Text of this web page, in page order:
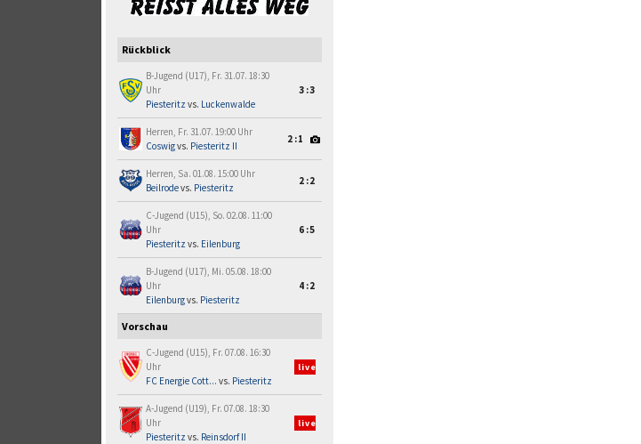
Rückblick
B-Jugend (U17), Fr. 31.07. 18:30
Uhr
Piesteritz vs. Luckenwalde
3:3
Herren, Fr. 31.07. 19:00 Uhr
Coswigvs. Piesteritz II
2:1
Herren, Sa. 01.08. 15:00 Uhr
Beilrodevs. Piesteritz
2:2
C-Jugend (U15), So. 02.08. 11:00
Uhr
Piesteritz vs. Eilenburg
6:5
B-Jugend (U17), Mi. 05.08. 18:00
Uhr
Eilenburgvs. Piesteritz
4:2
Vorschau
C-Jugend (U15), Fr. 07.08. 16:30
Uhr
FC Energie Cott... vs. Piesteritz
live
A-Jugend (U19), Fr. 07.08. 18:30
Uhr
Piesteritz vs. Reinsdorf II
live